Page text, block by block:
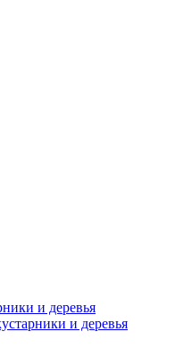
и деревья
и деревья